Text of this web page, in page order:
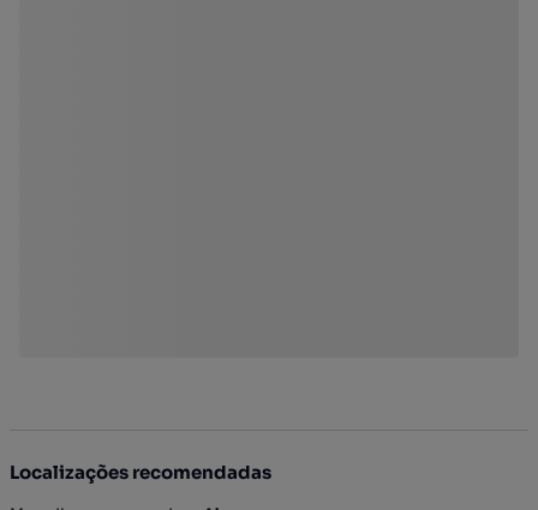
Localizações recomendadas